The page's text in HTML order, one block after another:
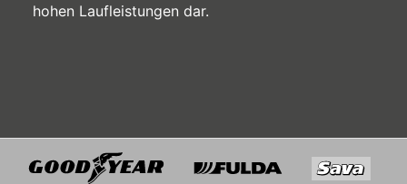
hohen Laufleistungen dar.